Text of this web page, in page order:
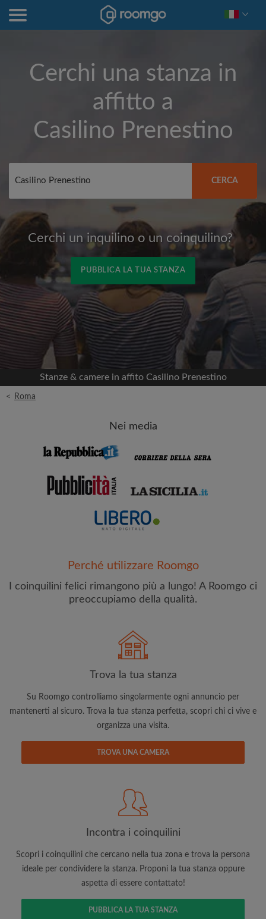
Cerchi una stanza in
affitto a
Casilino Prenestino
CERCA
Cerchi un inquilino o un coinquilino?
PUBBLICA LA TUA STANZA
Accedi con Facebook
Non pubblicheremo mai nella tua cronologia
senza il tuo permesso
OPPURE
Nome
Data di trasferimento
Ho letto, compreso e accettato Termini e le Condizioni e
Politica sulla Riservatezza
CREA PROFILO
aggiornamenti via e-mail del tuo account
Visualizza le stanze e i coinquilini
Stanze & camere in affito Casilino Prenestino
< Roma
Nei media
Perché utilizzare Roomgo
I coinquilini felici rimangono più a lungo! A Roomgo ci
preoccupiamo della qualità.
Trova la tua stanza
Su Roomgo controlliamo singolarmente ogni annuncio per
mantenerti al sicuro. Trova la tua stanza perfetta, scopri chi ci vive e
organizza una visita.
TROVA UNA CAMERA
Incontra i coinquilini
Scopri i coinquilini che cercano nella tua zona e trova la persona
ideale per condividere la stanza. Proponi la tua stanza oppure
aspetta di essere contattato!
PUBBLICA LA TUA STANZA